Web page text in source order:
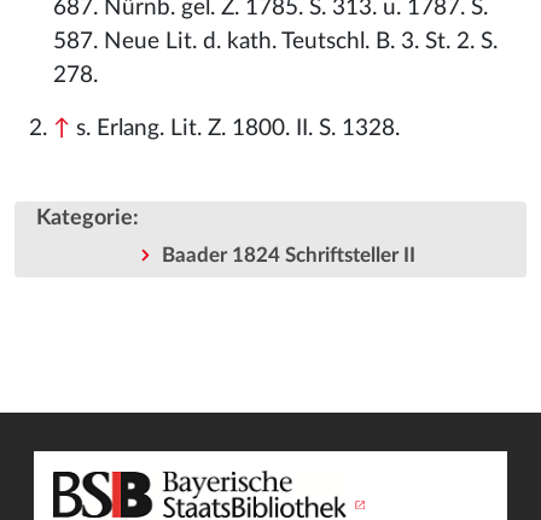
687. Nürnb. gel. Z. 1785. S. 313. u. 1787. S.
587. Neue Lit. d. kath. Teutschl. B. 3. St. 2. S.
278.
↑ s. Erlang. Lit. Z. 1800. II. S. 1328.
Kategorie:
Baader 1824 Schriftsteller II